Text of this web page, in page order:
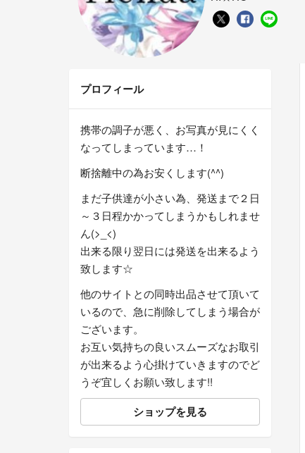
プロフィール
携帯の調子が悪く、お写真が見にくく
なってしまっています…！
断捨離中の為お安くします(^^)
まだ子供達が小さい為、発送まで２日
～３日程かかってしまうかもしれませ
ん(>_<)
出来る限り翌日には発送を出来るよう
致します☆
他のサイトとの同時出品させて頂いて
いるので、急に削除してしまう場合が
ございます。
お互い気持ちの良いスムーズなお取引
が出来るよう心掛けていきますのでど
うぞ宜しくお願い致します!!
ショップを見る